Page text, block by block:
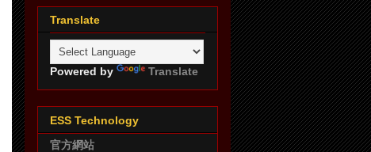
Translate
Powered by Translate
ESS Technology
官方網站